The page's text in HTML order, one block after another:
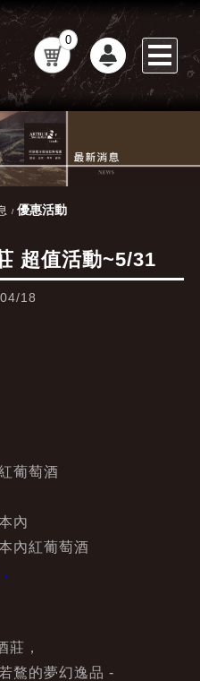
0
優惠活動
18
超值活動~5/31
葡萄酒
內
內紅葡萄酒
，
莊，
鶩的夢幻逸品 -